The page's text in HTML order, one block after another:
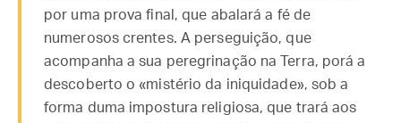
por uma prova final, que abalará a fé de
numerosos crentes. A perseguição, que
acompanha a sua peregrinação na Terra, porá a
descoberto o «mistério da iniquidade», sob a
forma duma impostura religiosa, que trará aos